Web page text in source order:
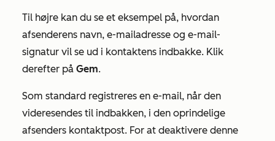
Til højre kan du se et eksempel på, hvordan
afsenderens navn, e-mailadresse og e-mail-
signatur vil se ud i kontaktens indbakke. Klik
derefter på Gem.
Som standard registreres en e-mail, når den
videresendes til indbakken, i den oprindelige
afsenders kontaktpost. For at deaktivere denne